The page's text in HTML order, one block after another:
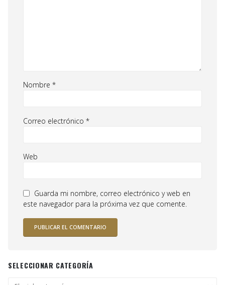
Nombre *
Correo electrónico *
Web
Guarda mi nombre, correo electrónico y web en
este navegador para la próxima vez que comente.
SELECCIONAR CATEGORÍA
Seleccionar